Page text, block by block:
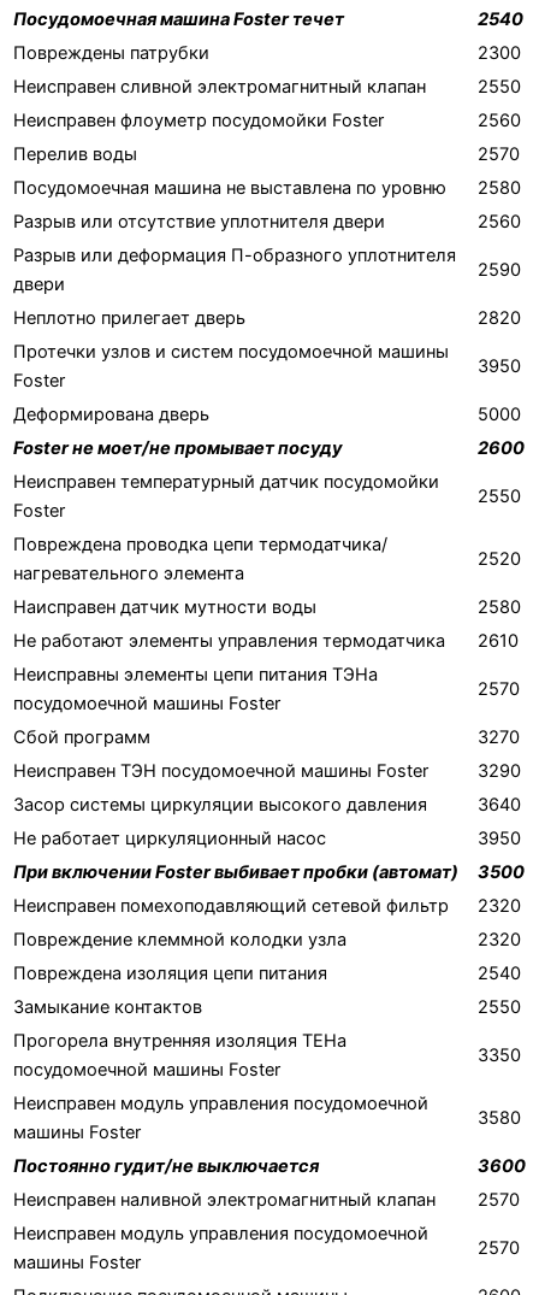
Посудомоечная машина Foster течет
2540
Повреждены патрубки
2300
Неисправен сливной электромагнитный клапан
2550
Неисправен флоуметр посудомойки Foster
2560
Перелив воды
2570
Посудомоечная машина не выставлена по уровню
2580
Разрыв или отсутствие уплотнителя двери
2560
Разрыв или деформация П-образного уплотнителя
двери
2590
Неплотно прилегает дверь
2820
Протечки узлов и систем посудомоечной машины
Foster
3950
Деформирована дверь
5000
Foster не моет/не промывает посуду
2600
Неисправен температурный датчик посудомойки
Foster
2550
Повреждена проводка цепи термодатчика/
нагревательного элемента
2520
Наисправен датчик мутности воды
2580
Не работают элементы управления термодатчика
2610
Неисправны элементы цепи питания ТЭНа
посудомоечной машины Foster
2570
Сбой программ
3270
Неисправен ТЭН посудомоечной машины Foster
3290
Засор системы циркуляции высокого давления
3640
Не работает циркуляционный насос
3950
При включении Foster выбивает пробки (автомат)
3500
Неисправен помехоподавляющий сетевой фильтр
2320
Повреждение клеммной колодки узла
2320
Повреждена изоляция цепи питания
2540
Замыкание контактов
2550
Прогорела внутренняя изоляция ТЕНа
посудомоечной машины Foster
3350
Неисправен модуль управления посудомоечной
машины Foster
3580
Постоянно гудит/не выключается
3600
Неисправен наливной электромагнитный клапан
2570
Неисправен модуль управления посудомоечной
машины Foster
2570